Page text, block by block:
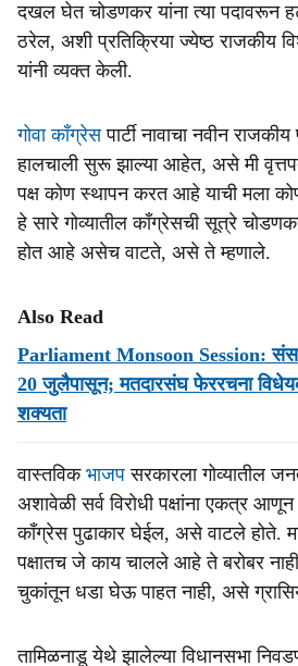
r
e
दखल घेत चोडणकर यांना त्या पदावरून
ठरेल, अशी प्रतिक्रिया ज्येष्ठ राजकीय
यांनी व्यक्त केली.
गोवा काँग्रेसपार्टी नावाचा नवीन
हालचाली सुरू झाल्या आहेत, असे मी
पक्ष कोण स्थापन करत आहे याची मला
हे सारे गोव्यातील काँग्रेसची सूत्रे
होत आहे असेच वाटते, असे ते म्हणाले.
Also Read
Parliament Monsoon Session:
20 जुलैपासून; मतदारसंघ फेररचना
शक्यता
वास्तविक भाजपसरकारला गोव्यातील
अशावेळी सर्व विरोधी पक्षांना एकत्र
काँग्रेस पुढाकार घेईल, असे वाटले होते.
पक्षातच जे काय चालले आहे ते बरोबर
चुकांतून धडा घेऊ पाहत नाही, असे
तामिळनाडू येथे झालेल्या विधानसभा